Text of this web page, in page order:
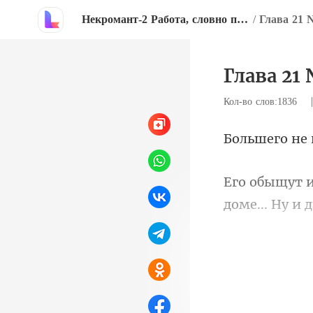
Некромант-2 Работа, словно праздник / Глава 21
Глава 21
Кол-во слов:1836
его н